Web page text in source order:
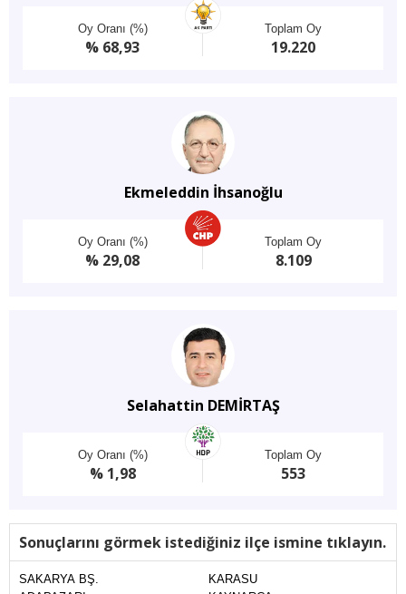
Oy Oranı (%)
% 68,93
Toplam Oy
19.220
Ekmeleddin İhsanoğlu
Oy Oranı (%)
% 29,08
Toplam Oy
8.109
Selahattin DEMİRTAŞ
Oy Oranı (%)
% 1,98
Toplam Oy
553
Sonuçlarını görmek istediğiniz ilçe ismine tıklayın.
SAKARYA BŞ.
KARASU